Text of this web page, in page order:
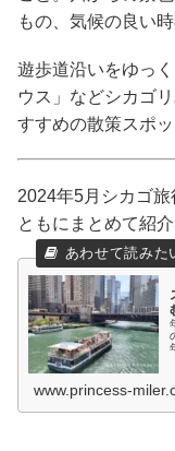
もの、気候の良い
遊歩道沿いをゆっ
ウス」などシカゴ
すすめの散策スポッ
2024年5月シカゴ
ともにまとめて紹
www.princess-